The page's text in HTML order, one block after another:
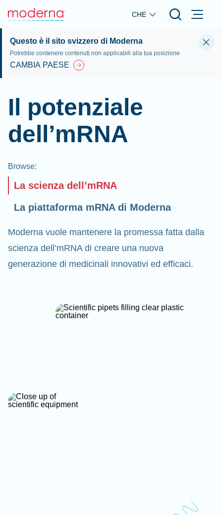
Skip to main content
CHE
Questo è il sito svizzero di Moderna
Potrebbe contenere contenuti non applicabili alla tua posizione
CAMBIA PAESE
Il potenziale
dell’mRNA
Browse:
La scienza dell’mRNA
La piattaforma mRNA di Moderna
Moderna vuole mantenere la promessa fatta dalla
scienza dell’mRNA di creare una nuova
generazione di medicinali innovativi ed efficaci.